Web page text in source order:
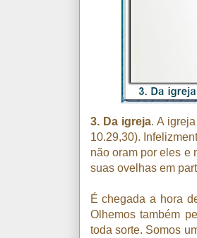
3. Da igreja. A
10.29,30).
não oram por eles e
suas ovelhas em
É chegada a hora
Olhemos também
toda sorte. Somos